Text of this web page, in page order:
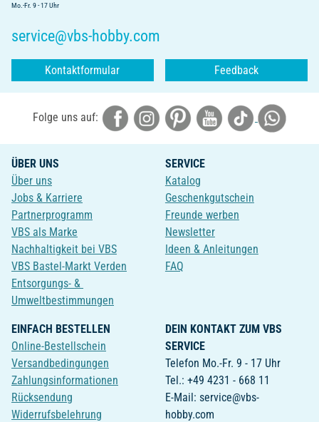
Mo.-Fr. 9 - 17 Uhr
service@vbs-hobby.com
Kontaktformular Feedback
Folge uns auf:
ÜBER UNS
Über uns
Jobs & Karriere
Partnerprogramm
VBS als Marke
Nachhaltigkeit bei VBS
VBS Bastel-Markt Verden
Entsorgungs- &
Umweltbestimmungen
SERVICE
Katalog
Geschenkgutschein
Freunde werben
Newsletter
Ideen & Anleitungen
FAQ
EINFACH BESTELLEN
Online-Bestellschein
Versandbedingungen
Zahlungsinformationen
Rücksendung
Widerrufsbelehrung
DEIN KONTAKT ZUM VBS
SERVICE
Telefon Mo.-Fr. 9 - 17 Uhr
Tel.: +49 4231 - 668 11
E-Mail: service@vbs-
hobby.com